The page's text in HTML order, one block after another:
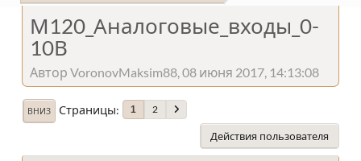
М120_Аналоговые_входы_0-
10В
Автор VoronovMaksim88, 08 июня 2017, 14:13:08
ВНИЗ Страницы 1 2
Действия пользователя